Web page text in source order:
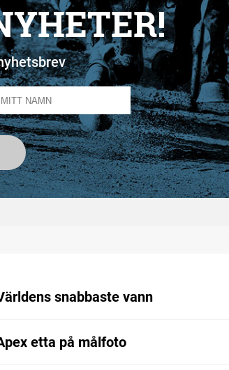
snabbaste vann
etta på målfoto